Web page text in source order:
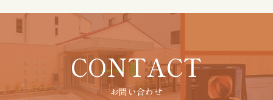
CONTACT
お問い合わせ